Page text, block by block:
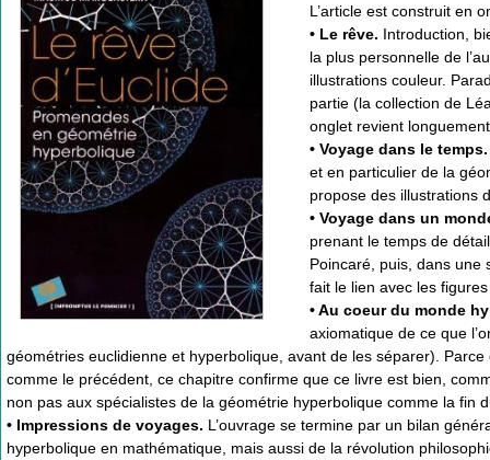
L’article est construit en
• Le rêve. Introduction,
la plus personnelle de
illustrations couleur.
partie (la collection de
onglet revient
• Voyage dans le temps.
et en particulier de la
propose des illustrations
• Voyage dans un
prenant le temps de
Poincaré, puis, dans une
fait le lien avec les
• Au coeur du monde
axiomatique de ce que
géométries euclidienne et hyperbolique, avant de les séparer).
comme le précédent, ce chapitre confirme que ce livre est bien,
non pas aux spécialistes de la géométrie hyperbolique comme la fin
• Impressions de voyages. L’ouvrage se termine par un bilan
hyperbolique en mathématique, mais aussi de la révolution